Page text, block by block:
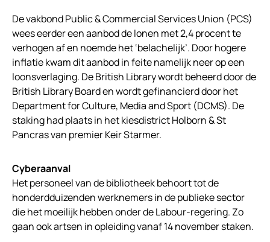
De vakbond Public & Commercial Services Union (PCS)
wees eerder een aanbod de lonen met 2,4 procent te
verhogen af en noemde het ‘belachelijk’. Door hogere
inflatie kwam dit aanbod in feite namelijk neer op een
loonsverlaging. De British Library wordt beheerd door de
British Library Board en wordt gefinancierd door het
Department for Culture, Media and Sport (DCMS). De
staking had plaats in het kiesdistrict Holborn & St
Pancras van premier Keir Starmer.
Cyberaanval
Het personeel van de bibliotheek behoort tot de
honderdduizenden werknemers in de publieke sector
die het moeilijk hebben onder de Labour-regering. Zo
gaan ook artsen in opleiding vanaf 14 november staken.